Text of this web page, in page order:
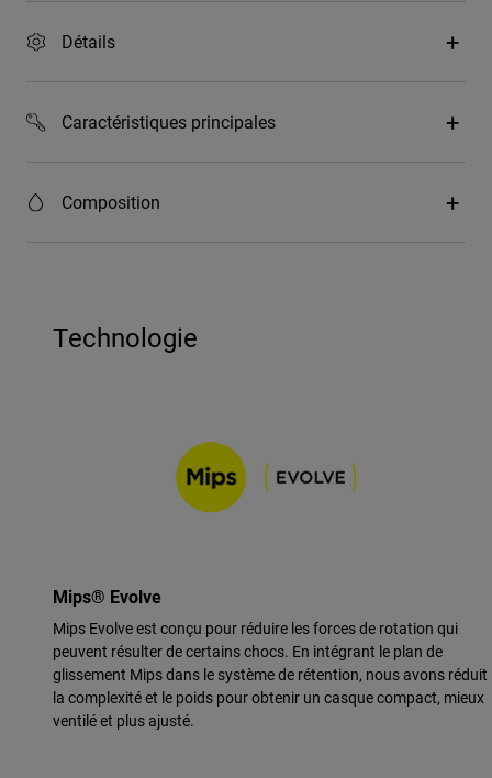
Détails
Caractéristiques principales
Composition
Technologie
Mips® Evolve
Mips Evolve est conçu pour réduire les forces de rotation qui
peuvent résulter de certains chocs. En intégrant le plan de
glissement Mips dans le système de rétention, nous avons réduit
la complexité et le poids pour obtenir un casque compact, mieux
ventilé et plus ajusté.